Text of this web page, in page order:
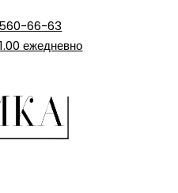
66-63
ежедневно